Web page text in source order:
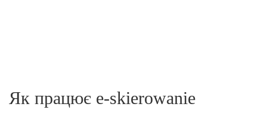
Як працює e‑skierowanie